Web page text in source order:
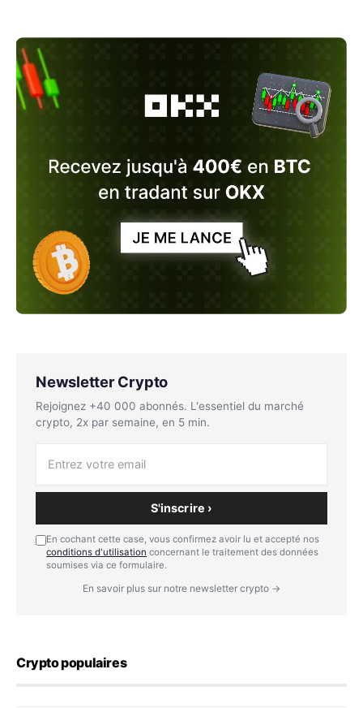
Newsletter Crypto
Rejoignez +40 000 abonnés. L'essentiel du marché
crypto, 2x par semaine, en 5 min.
S'inscrire ›
En cochant cette case, vous confirmez avoir lu et accepté nos
conditions d'utilisation concernant le traitement des données
soumises via ce formulaire.
En savoir plus sur notre newsletter crypto →
Crypto populaires